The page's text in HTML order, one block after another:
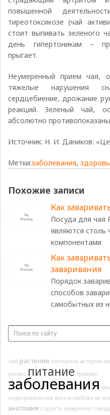
повышенной
тиреотоксикозе (чай
стоит выпивать зеленого
день гипертоникам –
прыгает.
Неумеренный прием чая,
тяжелые нарушения
сердцебиение, дрожание
реакций. Зеленый чай,
абсолютно
Источник: Н. И. Даников:
Метки:заболевания,
Похожие записи
Как
Посуда для чая
являются столь
компонентами
Как
заваривания
Порядок
способов
самобытных из
чай растения эзотерика история
космос питание травмы
заболевания
эндокринология жизнь любовь
анатомия старость иммунитет